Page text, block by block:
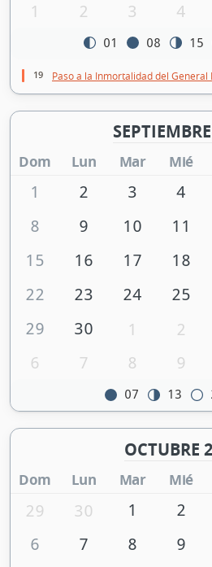
1
2 3 4
01 08 15
19 Paso a la Inmortalidad del General
Dom Lun Mar Mié
1 2 3 4
8
9 10 11
15
16 17 18
22
23 24 25
29
30 1 2
6
7 8 9
07 13
OCTUBRE
Dom Lun Mar Mié
29 30 1 2
6
7 8 9